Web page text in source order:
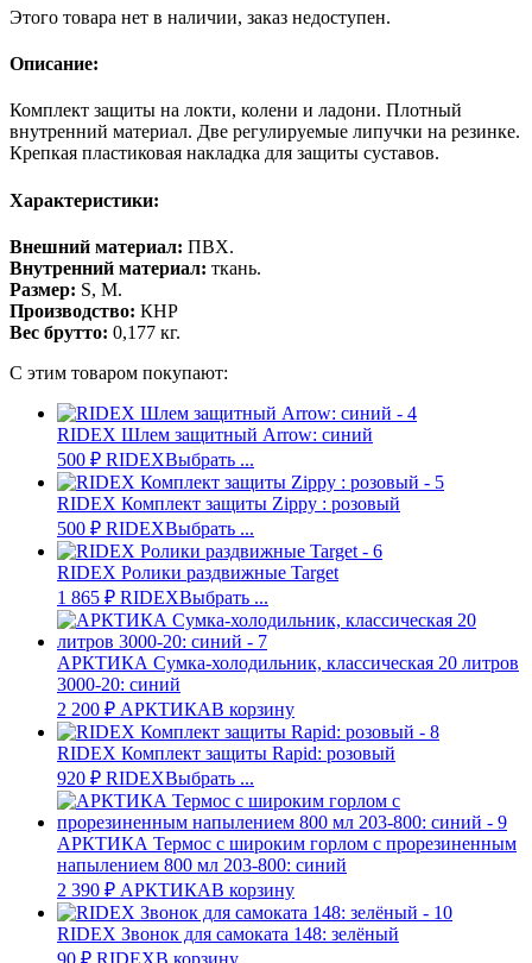
Этого товара нет в наличии, заказ недоступен.
Описание:
Комплект защиты на локти, колени и ладони. Плотный
внутренний материал. Две регулируемые липучки на резинке.
Крепкая пластиковая накладка для защиты суставов.
Характеристики:
Внешний материал: ПВХ.
Внутренний материал: ткань.
Размер: S, M.
Производство: КНР
Вес брутто: 0,177 кг.
С этим товаром покупают:
RIDEX Шлем защитный Arrow: синий
500 ₽ RIDEXВыбрать ...
RIDEX Комплект защиты Zippy : розовый
500 ₽ RIDEXВыбрать ...
RIDEX Ролики раздвижные Target
1 865 ₽ RIDEXВыбрать ...
АРКТИКА Сумка-холодильник, классическая 20 литров
3000-20: синий
2 200 ₽ АРКТИКАВ корзину
RIDEX Комплект защиты Rapid: розовый
920 ₽ RIDEXВыбрать ...
АРКТИКА Термос с широким горлом с прорезиненным
напылением 800 мл 203-800: синий
2 390 ₽ АРКТИКАВ корзину
RIDEX Звонок для самоката 148: зелёный
90 ₽ RIDEXВ корзину